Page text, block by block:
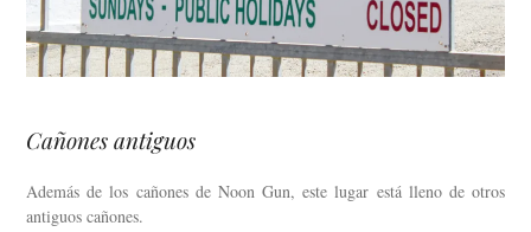
Cañones antiguos
Además de los cañones de Noon Gun, este lugar está lleno de otros
antiguos cañones.